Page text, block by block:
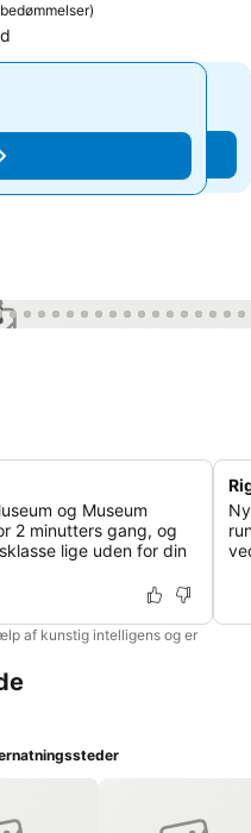
)
og Museum
2 minutters gang, og
lige uden for din
af kunstig intelligens og er